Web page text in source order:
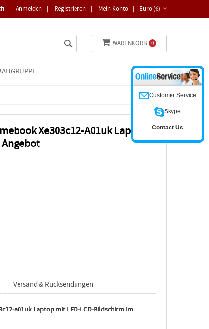
Euro (€)
Anmelden | Registrieren | Mein Konto |
|
WARENKORB 0
Xe303c12-A01uk Laptop
Versand & Rücksendungen
a01uk Laptop mit LED-LCD-Bildschirm im
Customer Service
Skype
Contact Us